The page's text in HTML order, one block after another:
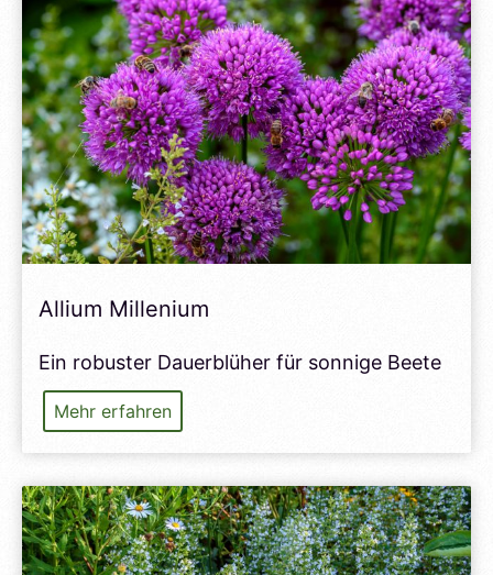
Allium Millenium
Ein robuster Dauerblüher für sonnige Beete
Mehr erfahrenAllium
Millenium